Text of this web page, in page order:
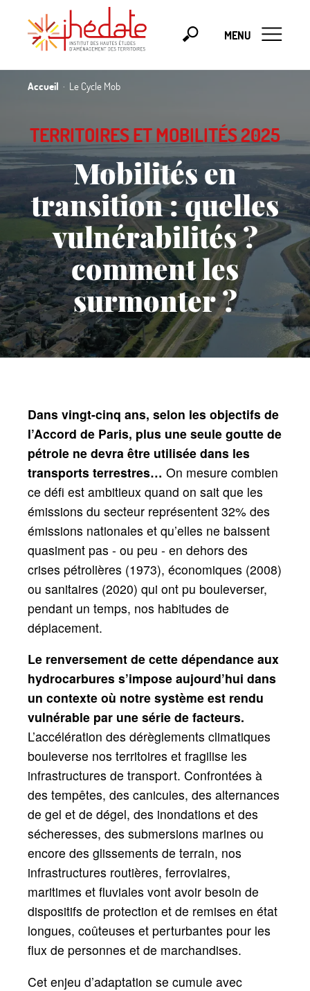
MENU
Accueil Le Cycle Mob
TERRITOIRES ET MOBILITÉS 2025
Mobilités en
transition : quelles
vulnérabilités?
comment les
surmonter?
Dans vingt-cinq ans, selon les objectifs de
l’Accord de Paris, plus une seule goutte de
pétrole ne devra être utilisée dans les
transports terrestres… On mesure combien
ce défi est ambitieux quand on sait que les
émissions du secteur représentent 32% des
émissions nationales et qu’elles ne baissent
quasiment pas - ou peu - en dehors des
crises pétrolières (1973), économiques (2008)
ou sanitaires (2020) qui ont pu bouleverser,
pendant un temps, nos habitudes de
déplacement.
Le renversement de cette dépendance aux
hydrocarbures s’impose aujourd’hui dans
un contexte où notre système est rendu
vulnérable par une série de facteurs.
L’accélération des dérèglements climatiques
bouleverse nos territoires et fragilise les
infrastructures de transport. Confrontées à
des tempêtes, des canicules, des alternances
de gel et de dégel, des inondations et des
sécheresses, des submersions marines ou
encore des glissements de terrain, nos
infrastructures routières, ferroviaires,
maritimes et fluviales vont avoir besoin de
dispositifs de protection et de remises en état
longues, coûteuses et perturbantes pour les
flux de personnes et de marchandises.
Cet enjeu d’adaptation se cumule avec